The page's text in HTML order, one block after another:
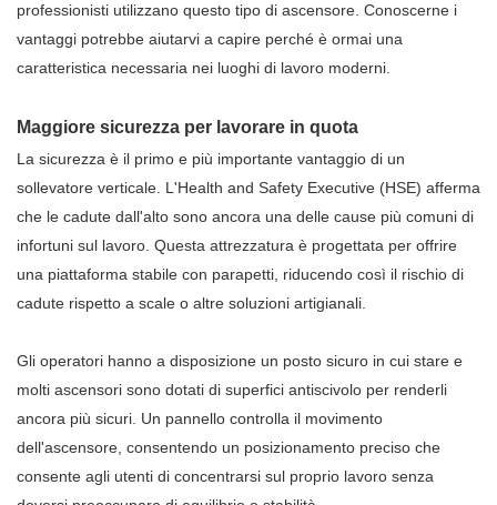
professionisti utilizzano questo tipo di ascensore. Conoscerne i
vantaggi potrebbe aiutarvi a capire perché è ormai una
caratteristica necessaria nei luoghi di lavoro moderni.
Maggiore sicurezza per lavorare in quota
La sicurezza è il primo e più importante vantaggio di un
sollevatore verticale. L'Health and Safety Executive (HSE) afferma
che le cadute dall'alto sono ancora una delle cause più comuni di
infortuni sul lavoro. Questa attrezzatura è progettata per offrire
una piattaforma stabile con parapetti, riducendo così il rischio di
cadute rispetto a scale o altre soluzioni artigianali.
Gli operatori hanno a disposizione un posto sicuro in cui stare e
molti ascensori sono dotati di superfici antiscivolo per renderli
ancora più sicuri. Un pannello controlla il movimento
dell'ascensore, consentendo un posizionamento preciso che
consente agli utenti di concentrarsi sul proprio lavoro senza